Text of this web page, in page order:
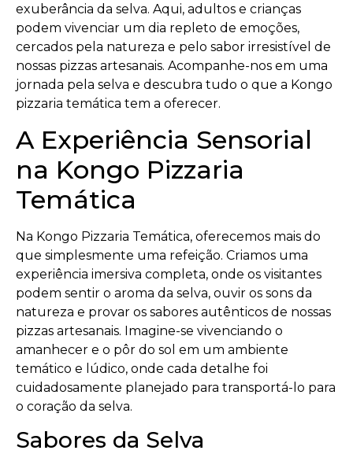
exuberância da selva. Aqui, adultos e crianças
podem vivenciar um dia repleto de emoções,
cercados pela natureza e pelo sabor irresistível de
nossas pizzas artesanais. Acompanhe-nos em uma
jornada pela selva e descubra tudo o que a Kongo
pizzaria temática tem a oferecer.
A Experiência Sensorial
na Kongo Pizzaria
Temática
Na Kongo Pizzaria Temática, oferecemos mais do
que simplesmente uma refeição. Criamos uma
experiência imersiva completa, onde os visitantes
podem sentir o aroma da selva, ouvir os sons da
natureza e provar os sabores autênticos de nossas
pizzas artesanais. Imagine-se vivenciando o
amanhecer e o pôr do sol em um ambiente
temático e lúdico, onde cada detalhe foi
cuidadosamente planejado para transportá-lo para
o coração da selva.
Sabores da Selva